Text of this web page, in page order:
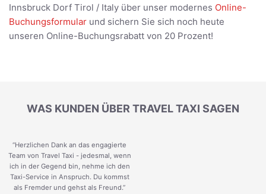
Innsbruck Dorf Tirol / Italy über unser modernes Online-
Buchungsformular und sichern Sie sich noch heute
unseren Online-Buchungsrabatt von 20 Prozent!
WAS KUNDEN ÜBER TRAVEL TAXI SAGEN
“Herzlichen Dank an das engagierte
Team von Travel Taxi - jedesmal, wenn
ich in der Gegend bin, nehme ich den
Taxi-Service in Anspruch. Du kommst
als Fremder und gehst als Freund.”